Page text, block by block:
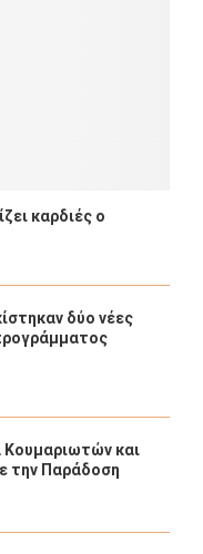
καρδιές ο
δύο νέες
και
την Παράδοση